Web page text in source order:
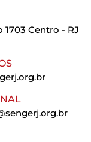
1703 Centro - RJ